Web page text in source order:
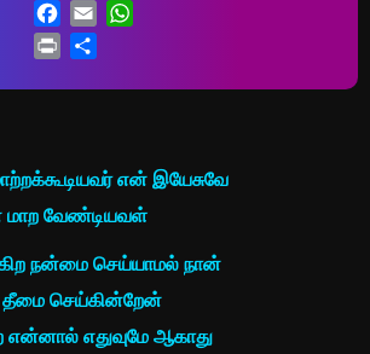
Facebook
Email
Print
என் இயேசுவே
மாற வேண்டியவள்
நன்மை செய்யாமல் நான்
தீமை செய்கின்றேன்
என்னால் எதுவுமே ஆகாது